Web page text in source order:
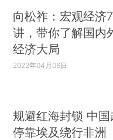
向松祚：宏观经济
讲，带你了解国内
经济大局
2022年04月06日
规避红海封锁 中
停靠埃及绕行非洲